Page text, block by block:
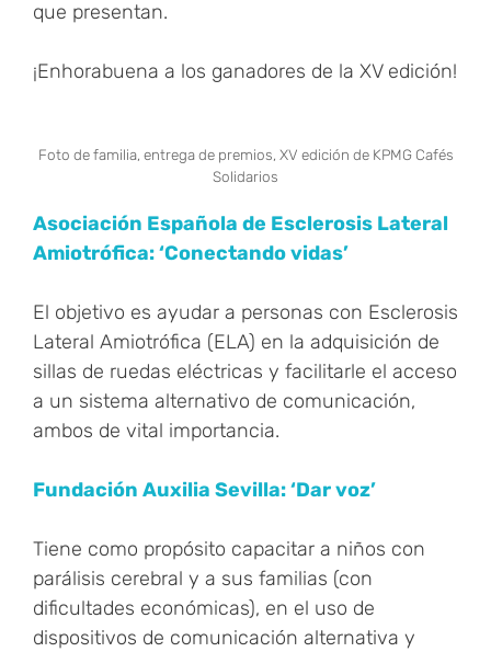
que presentan.
¡Enhorabuena a los ganadores de la XV edición!
Foto de familia, entrega de premios, XV edición de KPMG Cafés
Solidarios
Asociación Española de Esclerosis Lateral
Amiotrófica: ‘Conectando vidas’
El objetivo es ayudar a personas con Esclerosis
Lateral Amiotrófica (ELA) en la adquisición de
sillas de ruedas eléctricas y facilitarle el acceso
a un sistema alternativo de comunicación,
ambos de vital importancia.
Fundación Auxilia Sevilla: ‘Dar voz’
Tiene como propósito capacitar a niños con
parálisis cerebral y a sus familias (con
dificultades económicas), en el uso de
dispositivos de comunicación alternativa y